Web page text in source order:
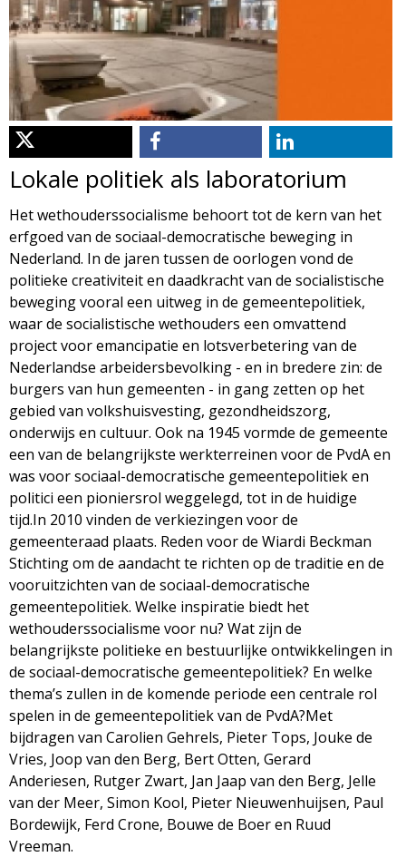
i
o
l
o
g
i
e
M
a
g
a
z
i
n
e
d
m
e
n
u
Lokale politiek als laboratorium
Het wethouderssocialisme behoort tot de kern van het
erfgoed van de sociaal-democratische beweging in
Nederland. In de jaren tussen de oorlogen vond de
politieke creativiteit en daadkracht van de socialistische
beweging vooral een uitweg in de gemeentepolitiek,
waar de socialistische wethouders een omvattend
project voor emancipatie en lotsverbetering van de
Nederlandse arbeidersbevolking - en in bredere zin: de
burgers van hun gemeenten - in gang zetten op het
gebied van volkshuisvesting, gezondheidszorg,
onderwijs en cultuur. Ook na 1945 vormde de gemeente
een van de belangrijkste werkterreinen voor de PvdA en
was voor sociaal-democratische gemeentepolitiek en
politici een pioniersrol weggelegd, tot in de huidige
tijd.In 2010 vinden de verkiezingen voor de
gemeenteraad plaats. Reden voor de Wiardi Beckman
Stichting om de aandacht te richten op de traditie en de
vooruitzichten van de sociaal-democratische
gemeentepolitiek. Welke inspiratie biedt het
wethouderssocialisme voor nu? Wat zijn de
belangrijkste politieke en bestuurlijke ontwikkelingen in
de sociaal-democratische gemeentepolitiek? En welke
thema’s zullen in de komende periode een centrale rol
spelen in de gemeentepolitiek van de PvdA?Met
bijdragen van Carolien Gehrels, Pieter Tops, Jouke de
Vries, Joop van den Berg, Bert Otten, Gerard
Anderiesen, Rutger Zwart, Jan Jaap van den Berg, Jelle
van der Meer, Simon Kool, Pieter Nieuwenhuijsen, Paul
Bordewijk, Ferd Crone, Bouwe de Boer en Ruud
Vreeman.